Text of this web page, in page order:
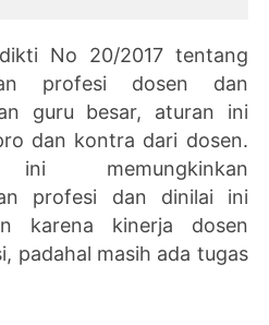
No 20/2017 tentang
profesi dosen dan
guru besar, aturan ini
dan kontra dari dosen.
ini memungkinkan
profesi dan dinilai ini
karena kinerja dosen
padahal masih ada tugas